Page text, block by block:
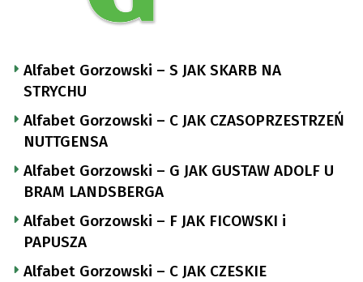
Alfabet Gorzowski – S JAK SKARB NA
STRYCHU
Alfabet Gorzowski – C JAK CZASOPRZESTRZEŃ
NUTTGENSA
Alfabet Gorzowski – G JAK GUSTAW ADOLF U
BRAM LANDSBERGA
Alfabet Gorzowski – F JAK FICOWSKI i
PAPUSZA
Alfabet Gorzowski – C JAK CZESKIE